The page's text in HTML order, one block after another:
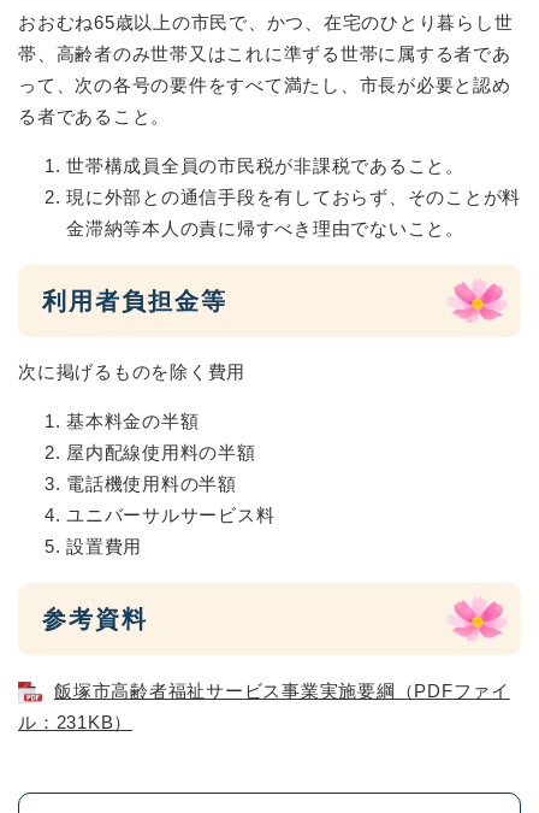
おおむね65歳以上の市民で、かつ、在宅のひとり暮らし世
帯、高齢者のみ世帯又はこれに準ずる世帯に属する者であ
って、次の各号の要件をすべて満たし、市長が必要と認め
る者であること。
世帯構成員全員の市民税が非課税であること。
現に外部との通信手段を有しておらず、そのことが料
金滞納等本人の責に帰すべき理由でないこと。
利用者負担金等
次に掲げるものを除く費用
基本料金の半額
屋内配線使用料の半額
電話機使用料の半額
ユニバーサルサービス料
設置費用
参考資料
飯塚市高齢者福祉サービス事業実施要綱（PDFファイ
ル：231KB）